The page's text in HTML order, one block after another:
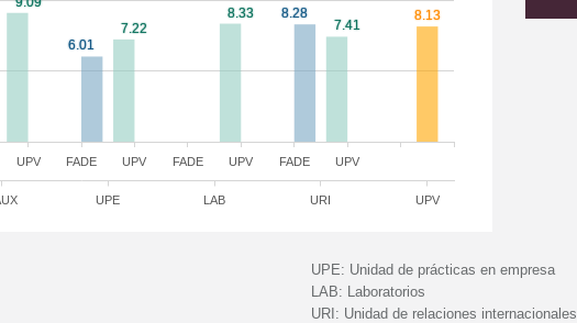
FADE FADE FADE
UPV UPV UPV UPV
UPE LAB URI UPV
UPE: Unidad de prácticas en empresa
LAB: Laboratorios
URI: Unidad de relaciones internacionales